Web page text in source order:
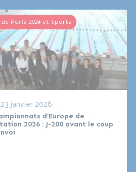
d’Europe de
2026 : J-200 avant le coup
23 janvier 2026
de Paris 2024 et Sports